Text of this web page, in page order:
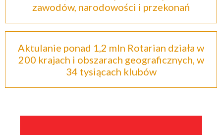
zawodów, narodowości i przekonań
Aktulanie ponad 1,2 mln Rotarian działa w
200 krajach i obszarach geograficznych, w
34 tysiącach klubów